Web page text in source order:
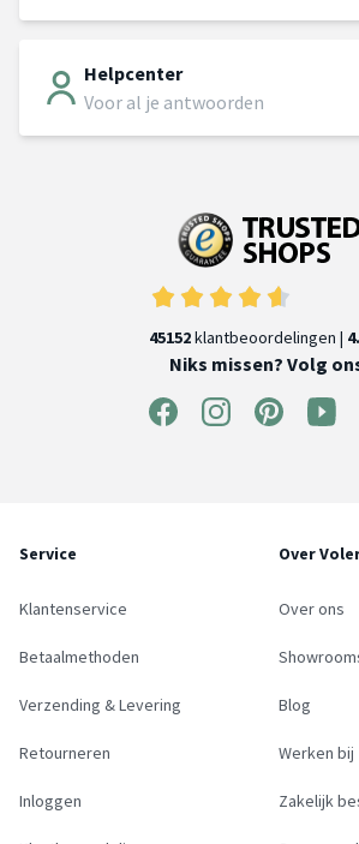
Helpcenter
Voor al je antwoorden
45152klantbeoordelingen |
Niks missen? Volg
Service
Klantenservice
Betaalmethoden
Verzending & Levering
Retourneren
Inloggen
Over
Over ons
Blog
Werken bij
Zakelijk